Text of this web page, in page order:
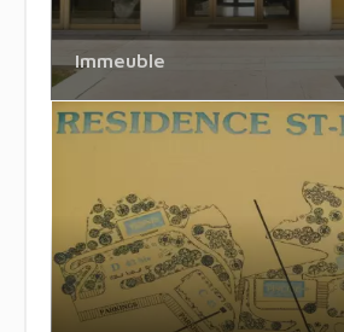
Immeuble